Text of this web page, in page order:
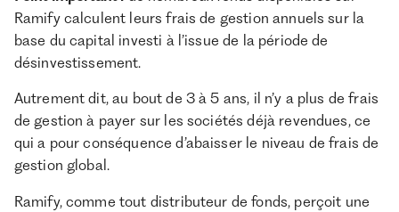
Ramify calculent leurs frais de gestion annuels sur la
base du capital investi à l’issue de la période de
désinvestissement.
Autrement dit, au bout de 3 à 5 ans, il n’y a plus de frais
de gestion à payer sur les sociétés déjà revendues, ce
qui a pour conséquence d’abaisser le niveau de frais de
gestion global.
Ramify, comme tout distributeur de fonds, perçoit une